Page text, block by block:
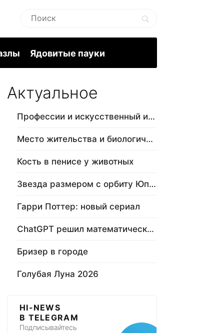
Ядовитые пауки
Актуальное
Профессии и искусственный интеллект
Место жительства и биологический в…
Кость в пенисе у животных
Звезда размером с орбиту Юпитера
Гарри Поттер: новый сериал
ChatGPT решил математическую задачу
Бризер в городе
Голубая Луна 2026
HI-NEWS
В TELEGRAM
Подписывайтесь